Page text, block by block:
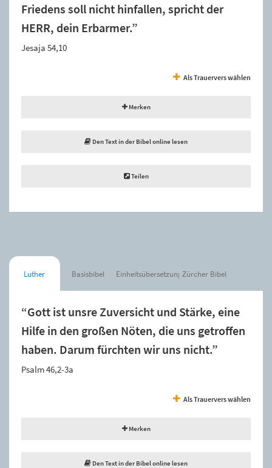
Friedens soll nicht hinfallen, spricht der
HERR, dein Erbarmer.”
Jesaja 54,10
Als Trauervers wählen
Merken
Den Text in der Bibel online lesen
Teilen
Luther Basisbibel Einheitsübersetzung Zürcher Bibel
“Gott ist unsre Zuversicht und Stärke, eine
Hilfe in den großen Nöten, die uns getroffen
haben. Darum fürchten wir uns nicht.”
Psalm 46,2-3a
Als Trauervers wählen
Merken
Den Text in der Bibel online lesen